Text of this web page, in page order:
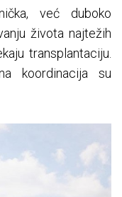
već duboko
života najtežih
transplantaciju.
koordinacija su